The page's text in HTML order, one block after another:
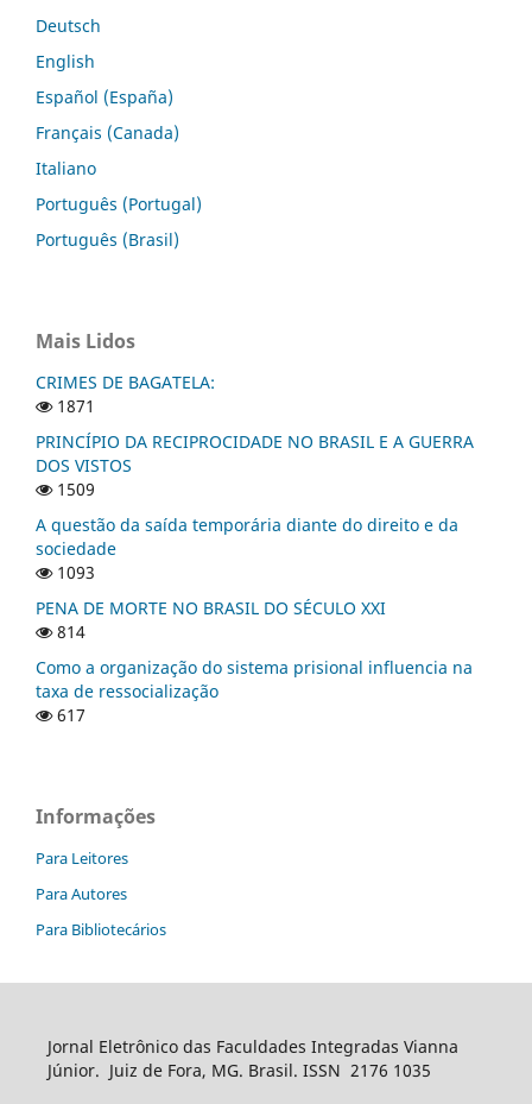
Deutsch
English
Español (España)
Français (Canada)
Italiano
Português (Portugal)
Português (Brasil)
Mais Lidos
CRIMES DE BAGATELA:
1871
PRINCÍPIO DA RECIPROCIDADE NO BRASIL E A GUERRA
DOS VISTOS
1509
A questão da saída temporária diante do direito e da
sociedade
1093
PENA DE MORTE NO BRASIL DO SÉCULO XXI
814
Como a organização do sistema prisional influencia na
taxa de ressocialização
617
Informações
Para Leitores
Para Autores
Para Bibliotecários
Jornal Eletrônico das Faculdades Integradas Vianna
Júnior. Juiz de Fora, MG. Brasil. ISSN 2176 1035